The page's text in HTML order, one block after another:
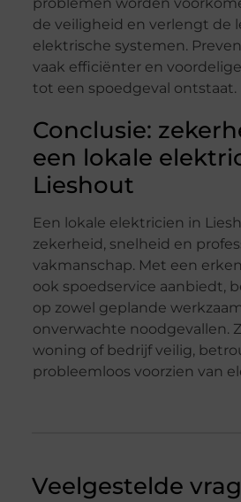
de veiligheid en verlengt de
elektrische systemen.
vaak efficiënter en
tot een spoedgeval ontstaat.
Conclusie:
een lokale
Lieshout
Een lokale elektricien in
zekerheid, snelheid en
vakmanschap. Met een
ook spoedservice aanbiedt,
op zowel geplande
onverwachte noodgevallen.
woning of bedrijf veilig,
probleemloos voorzien van
Veelgestelde